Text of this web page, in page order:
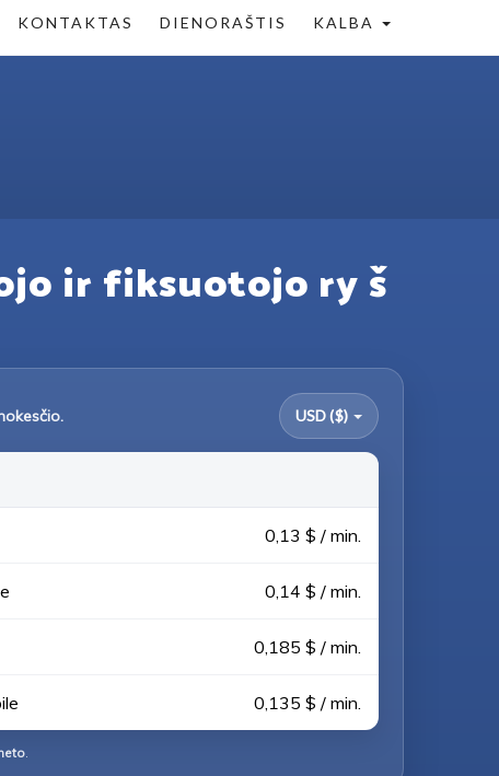
KONTAKTAS DIENORAŠTIS KALBA
ir fiksuotojo ry š
USD ($)
0,13 $ / min.
0,14 $ / min.
0,185 $ / min.
0,135 $ / min.
.